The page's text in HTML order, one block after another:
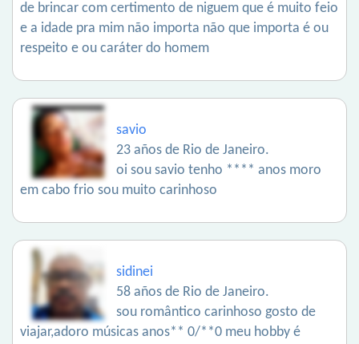
de brincar com certimento de niguem que é muito feio
e a idade pra mim não importa não que importa é ou
respeito e ou caráter do homem
savio
23 años de Rio de Janeiro.
oi sou savio tenho **** anos moro
em cabo frio sou muito carinhoso
sidinei
58 años de Rio de Janeiro.
sou romântico carinhoso gosto de
viajar,adoro músicas anos** 0/**0 meu hobby é